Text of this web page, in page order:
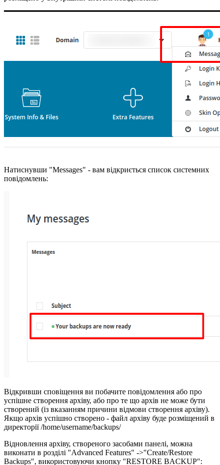
Натиснувши "Messages" - вам відкриється список системних
повідомлень:
Відкривши сповіщення ви побачите повідомлення або про
успішне створення архіву, або про те що архів не може бути
створений (із вказанням причини відмови створення архіву).
Якщо архів успішно створено - файл архіву буде розміщений в
директорії /home/username/backups/
Відновлення архіву, створеного засобами панелі, можна
виконати в розділі "Advanced Features" ->"Create/Restore
Backups", використовуючи кнопку "RESTORE BACKUP":